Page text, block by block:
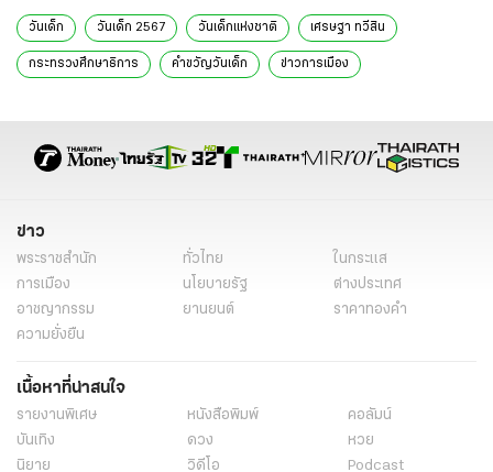
วันเด็ก วันเด็ก 2567 วันเด็กแห่งชาติ เศรษฐา ทวีสิน
กระทรวงศึกษาธิการ คำขวัญวันเด็ก ข่าวการเมือง
ข่าว
พระราชสำนัก ทั่วไทย
ในกระแส
การเมือง
นโยบายรัฐ
ต่างประเทศ
อาชญากรรม
ยานยนต์
ราคาทองคำ
ความยั่งยืน
เนื้อหาที่น่าสนใจ
รายงานพิเศษ หนังสือพิมพ์
คอลัมน์
บันเทิง
ดวง
หวย
นิยาย
วิดีโอ
Podcast